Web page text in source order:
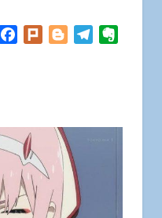
Facebook
Plurk BloggerTelegram